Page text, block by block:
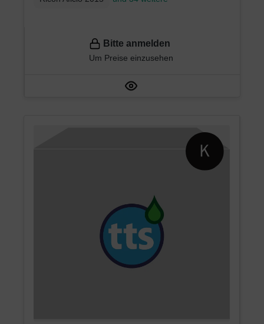
Bitte anmelden
Um Preise einzusehen